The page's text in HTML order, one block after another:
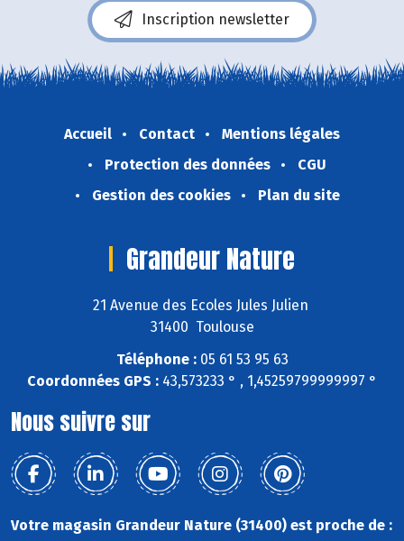
Inscription newsletter
Accueil Contact
Mentions légales
Protection des données
CGU
Gestion des cookies
Plan du site
Grandeur Nature
21 Avenue des Ecoles Jules Julien
31400 Toulouse
Téléphone :05 61 53 95 63
Coordonnées GPS : 43,573233 ° , 1,45259799999997 °
Nous suivre sur
Votre magasin Grandeur Nature (31400) est proche de :